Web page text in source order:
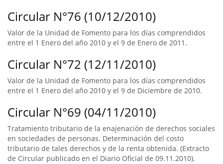
Circular N°76 (10/12/2010)
Valor de la Unidad de Fomento para los días comprendidos
entre el 1 Enero del año 2010 y el 9 de Enero de 2011.
Circular N°72 (12/11/2010)
Valor de la Unidad de Fomento para los días comprendidos
entre el 1 Enero del año 2010 y el 9 de Diciembre de 2010.
Circular N°69 (04/11/2010)
Tratamiento tributario de la enajenación de derechos sociales
en sociedades de personas. Determinación del costo
tributario de tales derechos y de la renta obtenida. (Extracto
de Circular publicado en el Diario Oficial de 09.11.2010).